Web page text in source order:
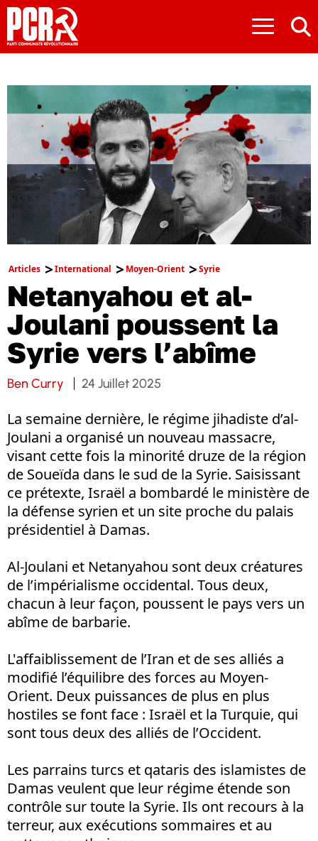
≡
Articles International Moyen-Orient Syrie
Netanyahou et al-
Joulani poussent la
Syrie vers l’abîme
Ben Curry 24 Juillet 2025
La semaine dernière, le régime jihadiste d’al-
Joulani a organisé un nouveau massacre,
visant cette fois la minorité druze de la région
de Soueïda dans le sud de la Syrie. Saisissant
ce prétexte, Israël a bombardé le ministère de
la défense syrien et un site proche du palais
présidentiel à Damas.
Al-Joulani et Netanyahou sont deux créatures
de l’impérialisme occidental. Tous deux,
chacun à leur façon, poussent le pays vers un
abîme de barbarie.
L'affaiblissement de l’Iran et de ses alliés a
modifié l’équilibre des forces au Moyen-
Orient. Deux puissances de plus en plus
hostiles se font face : Israël et la Turquie, qui
sont tous deux des alliés de l’Occident.
Les parrains turcs et qataris des islamistes de
Damas veulent que leur régime étende son
contrôle sur toute la Syrie. Ils ont recours à la
terreur, aux exécutions sommaires et au